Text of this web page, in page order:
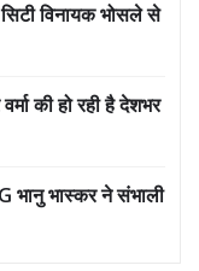
सिटी विनायक भोसले से
की हो रही है देशभर
भानु भास्कर ने संभाली